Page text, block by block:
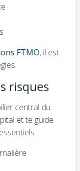
FTMO, il est
risques
central du
et te guide
: